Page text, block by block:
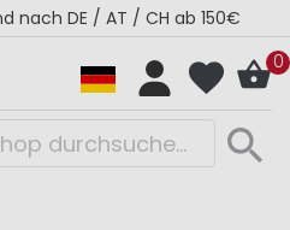
Kollektion - Super Sale
0